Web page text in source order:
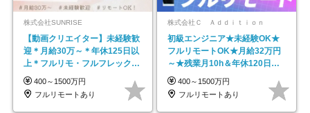
株式会社SUNRISE
【動画クリエイター】未経験歓
迎＊月給30万～＊年休125日以
上＊フルリモ・フルフレックス
◆10名の採用が決定◆
400～1500万円
フルリモートあり
株式会社Ｃ Ａｄｄｉｔｉｏｎ
初級エンジニア★未経験OK★
フルリモートOK★月給32万円
～★残業月10h＆年休120日以
上★副業可
400～1500万円
フルリモートあり